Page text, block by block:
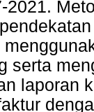
2021.
serta
laporan